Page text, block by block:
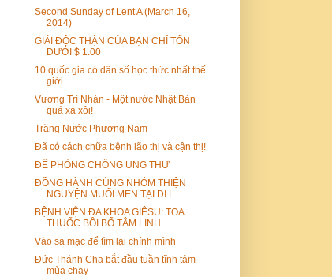
Second Sunday of Lent A (March 16,
2014)
GIẢI ĐỘC THẬN CỦA BẠN CHỈ TỐN
DƯỚI $ 1.00
10 quốc gia có dân số học thức nhất thế
giới
Vương Trí Nhàn - Một nước Nhật Bản
quá xa xôi!
Trăng Nước Phương Nam
Đã có cách chữa bệnh lão thị và cận thị!
ĐỀ PHÒNG CHỐNG UNG THƯ
ĐỒNG HÀNH CÙNG NHÓM THIỆN
NGUYỆN MUỐI MEN TẠI DI L...
BỆNH VIỆN ĐA KHOA GIÊSU: TOA
THUỐC BỒI BỔ TÂM LINH
Vào sa mạc để tìm lại chính mình
Đức Thánh Cha bắt đầu tuần tĩnh tâm
mùa chay